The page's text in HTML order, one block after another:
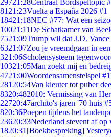
29721:28Centraal Bordspeltopic
81 21:23Vuelta a España 2026 #1
18421:18NEC #77: Wat een
10021:11De Schatkamer van
7521:09Trump wil dat J.D.
6321:07Zou je vreemdgaan in
321:06Scholensysteem
10321:05Man zoekt mij en
4721:00Woordensamenstelspel
281 20:54Van kleuter tot puber
8320:482010: Vermissing van
22720:47archito's jaren '70 huis
820:36Poepen tijdens het
23620:33Nederland stevent af op
1820:31 [Boekbespreking]